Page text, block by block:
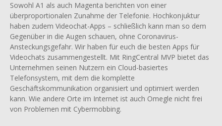
Sowohl A1 als auch Magenta berichten von einer
überproportionalen Zunahme der Telefonie. Hochkonjuktur
haben zudem Videochat-Apps – schließlich kann man so dem
Gegenüber in die Augen schauen, ohne Coronavirus-
Ansteckungsgefahr. Wir haben für euch die besten Apps für
Videochats zusammengestellt. Mit RingCentral MVP bietet das
Unternehmen seinen Nutzern ein Cloud-basiertes
Telefonsystem, mit dem die komplette
Geschäftskommunikation organisiert und optimiert werden
kann. Wie andere Orte im Internet ist auch Omegle nicht frei
von Problemen mit Cybermobbing.